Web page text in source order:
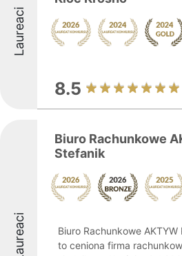
Laureaci
8.5
Laureaci
Biuro Rachunkowe
Stefanik
Biuro Rachunkowe
to ceniona firma